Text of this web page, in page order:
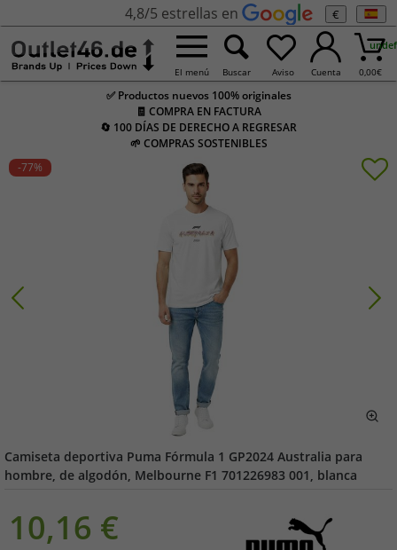
4,8/5 estrellas en €
El menú Buscar Aviso Cuenta 0,00€
✅ Productos nuevos 100% originales
🧾 COMPRA EN FACTURA
🔄 100 DÍAS DE DERECHO A REGRESAR
🌱 COMPRAS SOSTENIBLES
-77%
Camiseta deportiva Puma Fórmula 1 GP2024 Australia para
hombre, de algodón, Melbourne F1 701226983 001, blanca
10,16 €